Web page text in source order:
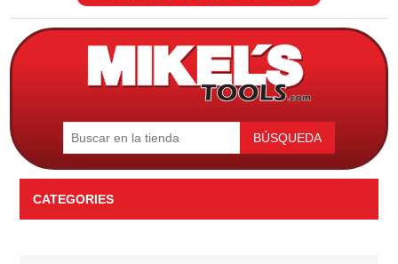
BÚSQUEDA
CATEGORIES